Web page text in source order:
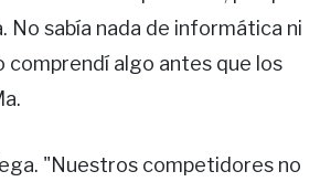
No sabía nada de informática ni
comprendí algo antes que los
"Nuestros competidores no